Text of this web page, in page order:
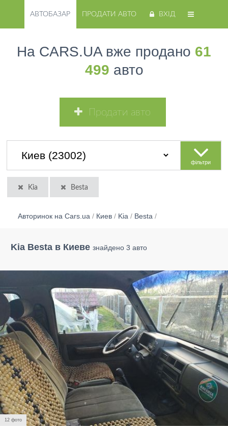
АВТОБАЗАР ПРОДАТИ АВТО ВХІД
На CARS.UA вже продано 61
499 авто
Продати авто
фільтри
Kia Besta
Авторинок на Cars.ua / Киев / Kia / Besta /
Kia Besta в Киеве знайдено 3 авто
12 фото